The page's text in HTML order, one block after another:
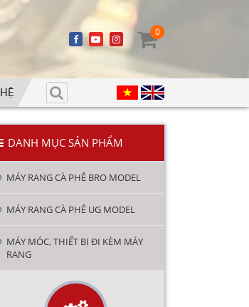
0
DANH MỤC SẢN PHẨM
MÁY RANG CÀ PHÊ BRO MODEL
MÁY RANG CÀ PHÊ UG MODEL
MÁY MÓC, THIẾT BỊ ĐI KÈM MÁY
RANG